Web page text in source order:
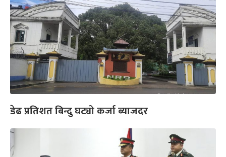
डेढ प्रतिशत बिन्दु घट्यो कर्जा ब्याजदर